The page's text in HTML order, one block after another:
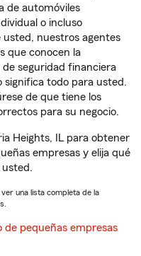
de automóviles
o incluso
usted, nuestros agentes
que conocen la
seguridad financiera
significa todo para usted.
de que tiene los
para su negocio.
Heights, IL para obtener
empresas y elija qué
usted.
una lista completa de la
de pequeñas empresas